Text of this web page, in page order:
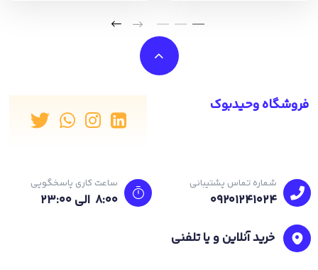
فروشگاه وحیدبوک
شماره تماس پشتیبانی
09201241024
ساعت کاری پاسخگویی
8:00 الی 23:۰۰
خرید آنلاین و یا تلفنی